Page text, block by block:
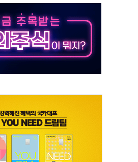
고